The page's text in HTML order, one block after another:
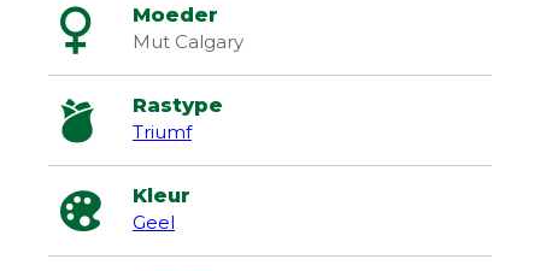
Moeder
Mut Calgary
Rastype
Triumf
Kleur
Geel